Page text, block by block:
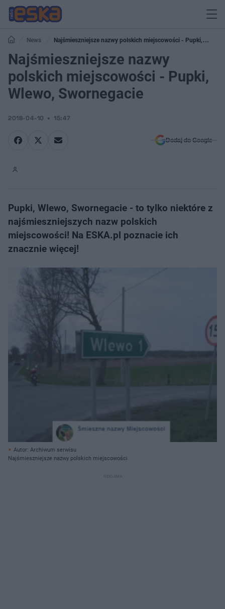
News
Najśmieszniejsze nazwy polskich miejscowości - Pupki,
Wlewo, Swornegacie
Najśmieszniejsze nazwy
polskich miejscowości - Pupki,
Wlewo, Swornegacie
2018-04-10 15:47
Dodaj do Google
Pupki, Wlewo, Swornegacie - to tylko niektóre z
najśmieszniejszych nazw polskich
miejscowości! Na ESKA.pl poznacie ich
znacznie więcej!
Autor: Archiwum serwisu
Najśmieszniejsze nazwy polskich miejscowości